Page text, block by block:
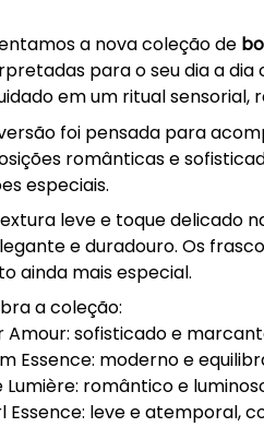
a nova coleção de
para o seu dia a dia
em um ritual sensorial,
foi pensada para
românticas e
especiais.
leve e toque delicado
e duradouro. Os
ainda mais especial.
a coleção:
Amour: sofisticado e
Essence: moderno e
Lumière: romântico e
Essence: leve e atemporal,